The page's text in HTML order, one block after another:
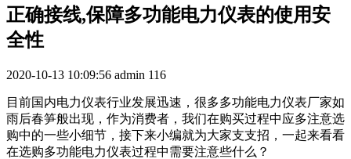
正确接线,保障多功能电力仪表的使用安
全性
2020-10-13 10:09:56 admin 116
目前国内电力仪表行业发展迅速，很多多功能电力仪表厂家如
雨后春笋般出现，作为消费者，我们在购买过程中应多注意选
购中的一些小细节，接下来小编就为大家支支招，一起来看看
在选购多功能电力仪表过程中需要注意些什么？